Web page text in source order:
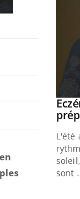
soignants.
L'été
sont